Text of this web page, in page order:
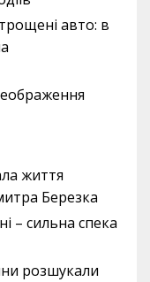
авто: в
життя
Березка
– сильна спека
розшукали